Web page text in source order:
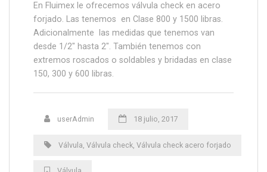
En Fluimex le ofrecemos válvula check en acero
forjado. Las tenemos en Clase 800 y 1500 libras.
Adicionalmente las medidas que tenemos van
desde 1/2″ hasta 2″. También tenemos con
extremos roscados o soldables y bridadas en clase
150, 300 y 600 libras.
userAdmin 18 julio, 2017
Válvula Válvula check, Válvula check acero forjado